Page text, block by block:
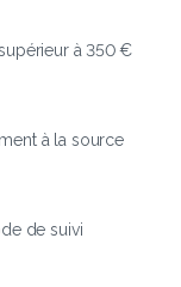
à 350 €
à la source
de suivi